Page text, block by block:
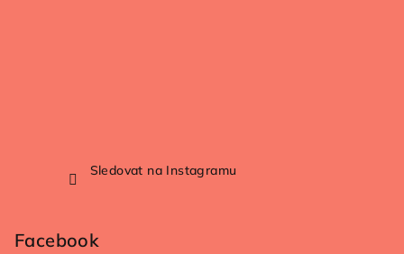
Sledovat na Instagramu
Facebook